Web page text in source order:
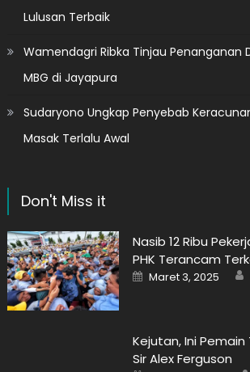
Lulusan Terbaik
Wamendagri Ribka Tinjau Penanganan
MBG di Jayapura
Sudaryono Ungkap Penyebab
Masak Terlalu Awal
Don't Miss it
Nasib 12 Ribu
PHK Terancam
Posted
on
Maret 3, 2025
Kejutan, Ini
Sir Alex Ferguson